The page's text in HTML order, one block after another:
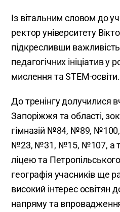
Із вітальним словом до
ректор університету
підкресливши
педагогічних ініціатив у
мислення та STEM-освіти.
До тренінгу долучилися
Запоріжжя та області,
гімназій №84, №89,
№23, №31, №15, №107, а
ліцею та
географія учасників ще
високий інтерес освітян
напряму та